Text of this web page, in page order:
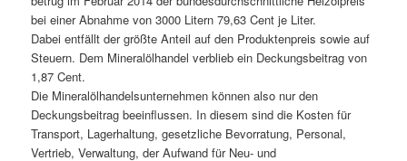
bei einer Abnahme von 3000 Litern 79,63 Cent je Liter.
Dabei entfällt der größte Anteil auf den Produktenpreis sowie auf
Steuern. Dem Mineralölhandel verblieb ein Deckungsbeitrag von
1,87 Cent.
Die Mineralölhandelsunternehmen können also nur den
Deckungsbeitrag beeinflussen. In diesem sind die Kosten für
Transport, Lagerhaltung, gesetzliche Bevorratung, Personal,
Vertrieb, Verwaltung, der Aufwand für Neu- und